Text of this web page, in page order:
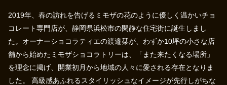
2019年、春の訪れを告げるミモザの花のように優しく温かいチョ
コレート専門店が、静岡県浜松市の閑静な住宅街に誕生しまし
た。オーナーショコラティエの渡邉栞が、わずか10坪の小さな店
舗から始めたミモザショコラトリーは、「また来たくなる場所」
を理念に掲げ、開業初月から地域の人々に愛される存在となりま
した。 高級感あふれるスタイリッシュなイメージが先行しがちな